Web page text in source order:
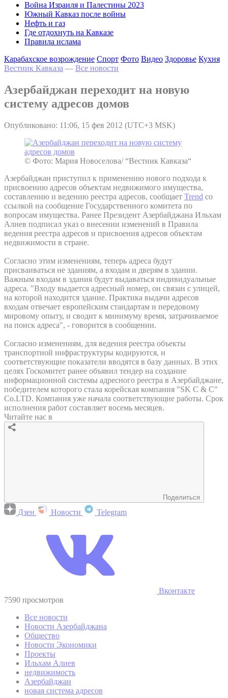
Война Израиля и Палестины 2023
Южный Кавказ после войны
Нефть и газ
Где отдохнуть на Кавказе
Правила ислама
Карабахское возрождение Спорт Фото Видео Здоровье Кухня
Вестник Кавказа — Все новости
Азербайджан переходит на новую
систему адресов домов
Опубликовано: 11:06, 15 фев 2012 (UTC+3 MSK)
© Фото: Мария Новоселова/ “Вестник Кавказа“
Азербайджан приступил к применению нового подхода к
присвоению адресов объектам недвижимого имущества,
составлению и ведению реестра адресов, сообщает Trend со
ссылкой на сообщение Государственного комитета по
вопросам имущества. Ранее Президент Азербайджана Ильхам
Алиев подписал указ о внесении изменений в Правила
ведения реестра адресов и присвоения адресов объектам
недвижимости в стране.
Согласно этим изменениям, теперь адреса будут
присваиваться не зданиям, а входам и дверям в здании.
Важным входам в здания будут выдаваться индивидуальные
адреса. "Входу выдается адресный номер, он связан с улицей,
на которой находится здание. Практика выдачи адресов
входам отвечает европейским стандартам и передовому
мировому опыту, и сводит к минимуму время, затрачиваемое
на поиск адреса", - говорится в сообщении.
Согласно изменениям, для ведения реестра объекты
транспортной инфраструктуры кодируются, и
соответствующие показатели вводятся в базу данных. В этих
целях Госкомитет ранее объявил тендер на создание
информационной системы адресного реестра в Азербайджане,
победителем которого стала корейская компания "SK C & C"
Co.LTD. Компания уже начала соответствующие работы. Срок
исполнения работ составляет восемь месяцев.
Читайте нас в
Поделиться
Дзен Новости Telegram
Вконтакте
7590 просмотров
Все новости
Новости Азербайджана
Общество
Новости Экономики
Проекты
Ильхам Алиев
недвижимость
Азербайджан
новая система адресов